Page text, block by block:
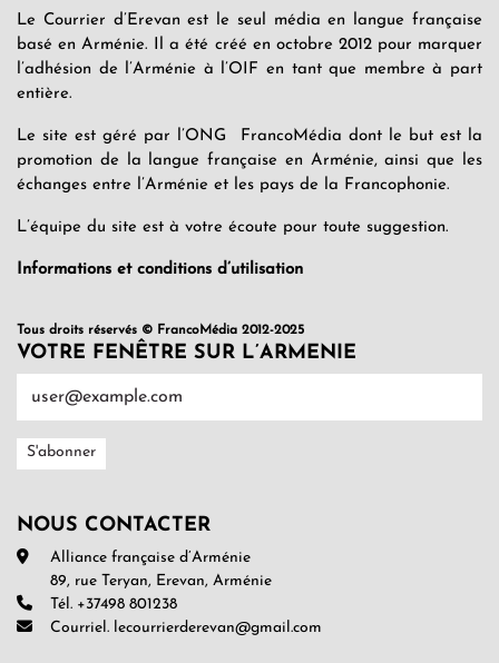
Le Courrier d’Erevan est le seul média en langue française
basé en Arménie. Il a été créé en octobre 2012 pour marquer
l’adhésion de l’Arménie à l’OIF en tant que membre à part
entière.
Le site est géré par l’ONG FrancoMédia dont le but est la
promotion de la langue française en Arménie, ainsi que les
échanges entre l’Arménie et les pays de la Francophonie.
L’équipe du site est à votre écoute pour toute suggestion.
Informations et conditions d’utilisation
Tous droits réservés © FrancoMédia 2012-2025
VOTRE FENÊTRE SUR L’ARMENIE
NOUS CONTACTER
Alliance française d’Arménie
89, rue Teryan, Erevan, Arménie
Tél. +37498 801238
Courriel. lecourrierderevan@gmail.com